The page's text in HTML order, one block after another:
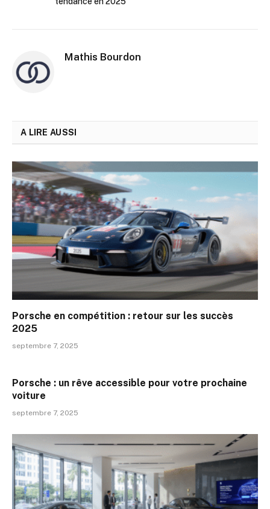
Mathis Bourdon
A LIRE AUSSI
Porsche en compétition : retour sur les succès
2025
septembre 7, 2025
Porsche : un rêve accessible pour votre prochaine
voiture
septembre 7, 2025